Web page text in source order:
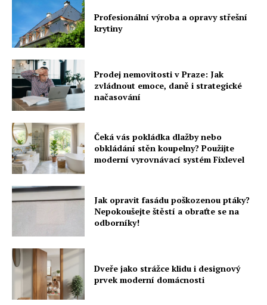
Profesionální výroba a opravy střešní
krytiny
Prodej nemovitosti v Praze: Jak
zvládnout emoce, daně i strategické
načasování
Čeká vás pokládka dlažby nebo
obkládání stěn koupelny? Použijte
moderní vyrovnávací systém Fixlevel
Jak opravit fasádu poškozenou ptáky?
Nepokoušejte štěstí a obraťte se na
odborníky!
Dveře jako strážce klidu i designový
prvek moderní domácnosti